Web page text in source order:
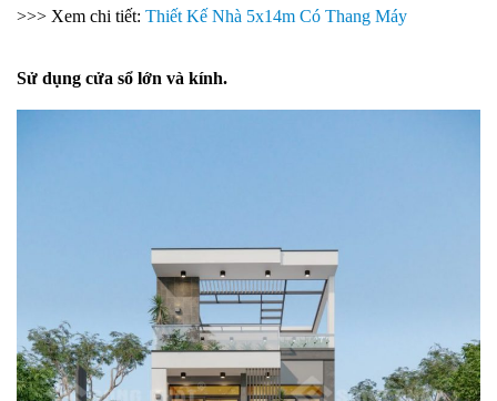
>>> Xem chi tiết: Thiết Kế Nhà 5x14m Có Thang Máy
Sử dụng cửa sổ lớn và kính.